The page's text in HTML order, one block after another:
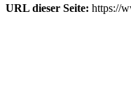
URL dieser Seite: https://